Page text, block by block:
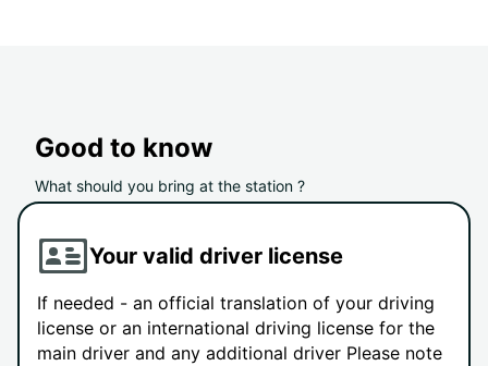
Good to know
What should you bring at the station ?
Your valid driver license
If needed - an official translation of your driving
license or an international driving license for the
main driver and any additional driver Please note